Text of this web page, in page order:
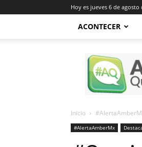
Hoy es jueves 6 de agosto
ACONTECER
Acontecer
Querétaro
Inicio
#AlertaAmberMx